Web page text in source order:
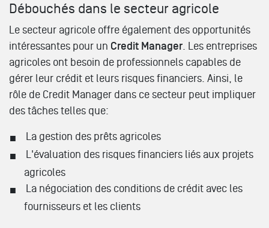
Débouchés dans le secteur agricole
Le secteur agricole offre également des opportunités
intéressantes pour un Credit Manager . Les entreprises
agricoles ont besoin de professionnels capables de
gérer leur crédit et leurs risques financiers. Ainsi, le
rôle de Credit Manager dans ce secteur peut impliquer
des tâches telles que:
La gestion des prêts agricoles
L'évaluation des risques financiers liés aux projets
agricoles
La négociation des conditions de crédit avec les
fournisseurs et les clients